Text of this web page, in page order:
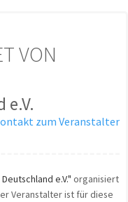
VON
e.V.
zum Veranstalter
e.V." organisiert
Veranstalter ist für diese